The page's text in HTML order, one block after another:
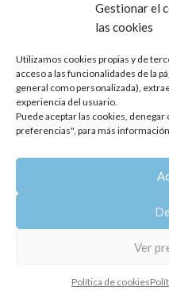
Gestionar el
las cookies
Utilizamos cookies propias y de
acceso a las funcionalidades de la
general como personalizada),
experiencia del usuario.
Puede aceptar las cookies,
preferencias", para más
Ver
Política de cookies
Copyright 2014-
Todos los
Política de privacidad |